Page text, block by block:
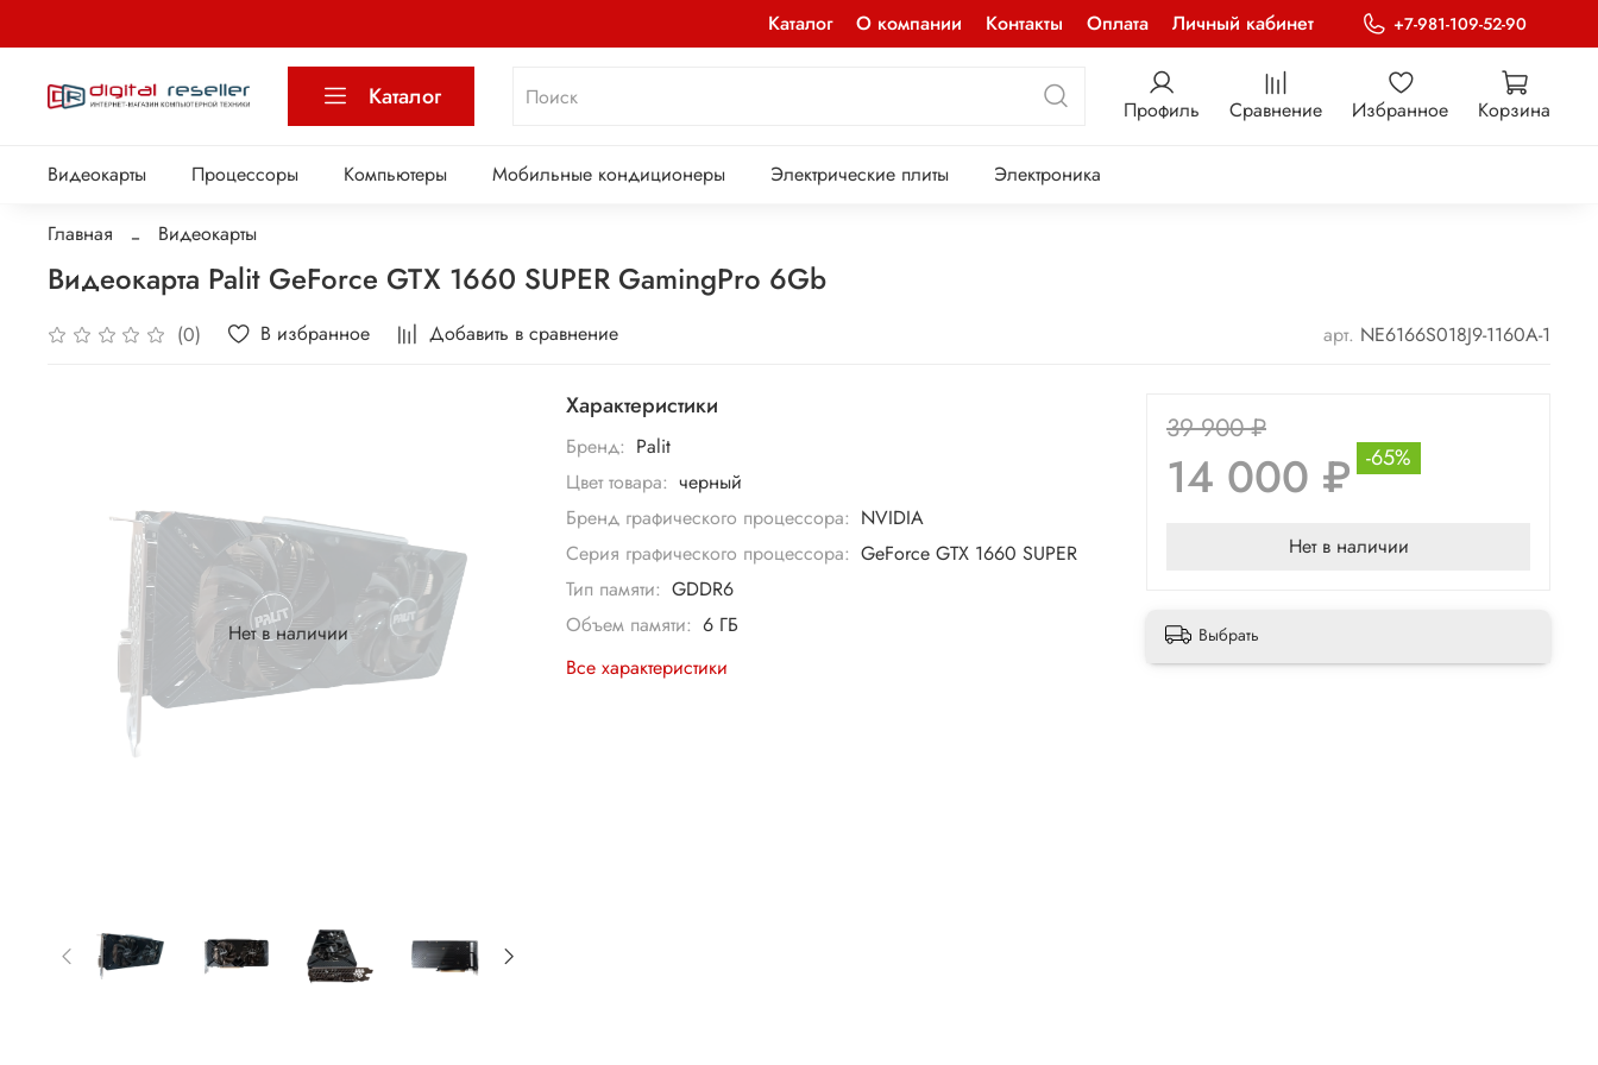
Каталог О компании Контакты Оплата Личный кабинет +7-981-109-52-90
Каталог Профиль Сравнение Избранное Корзина
Видеокарты Процессоры Компьютеры Мобильные кондиционеры Электрические плиты Электроника
Главная Видеокарты
Видеокарта Palit GeForce GTX 1660 SUPER GamingPro 6Gb
(0) В избранное Добавить в сравнение арт. NE6166S018J9-1160A-1
Нет в наличии
Характеристики
Бренд: Palit
Цвет товара: черный
Бренд графического процессора: NVIDIA
Серия графического процессора: GeForce GTX 1660 SUPER
Тип памяти: GDDR6
Объем памяти: 6 ГБ
Все характеристики
39 900 ₽
14 000 ₽ -65%
Нет в наличии
Выбрать